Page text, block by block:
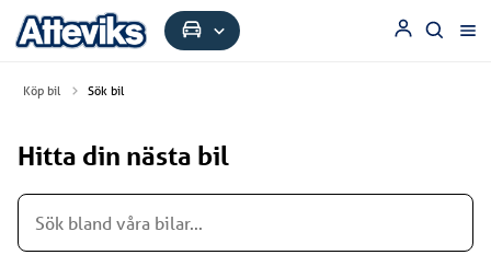
Köp bil Sök bil
Hitta din nästa bil